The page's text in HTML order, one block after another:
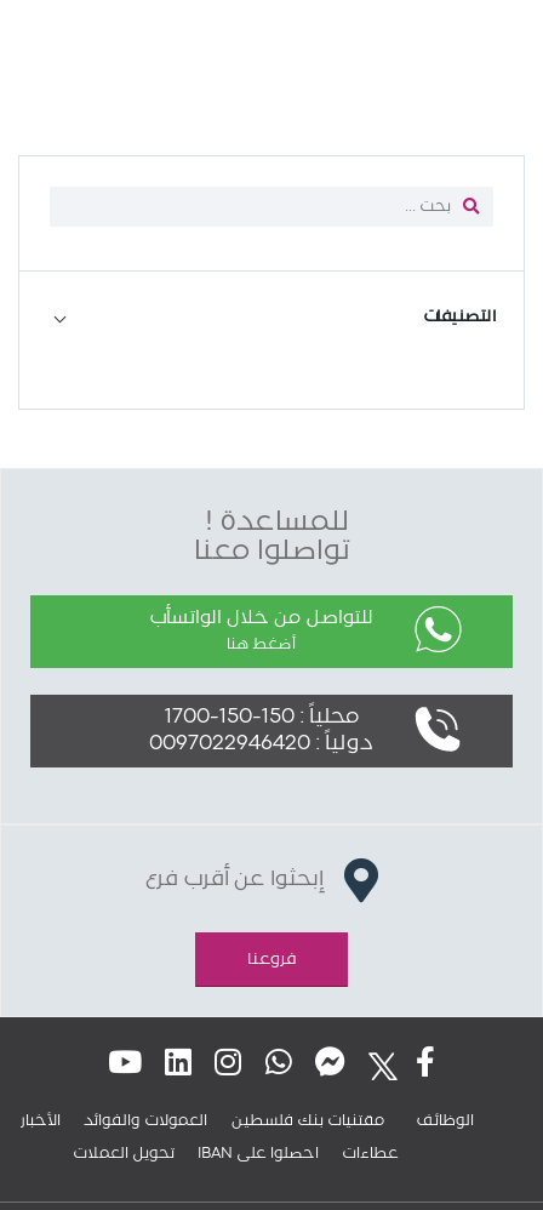
التصنيفات
للمساعدة !
تواصلوا معنا
للتواصل من خلال الواتسأب
أضغط هنا
محلياً : 150-150-1700
دولياً : 0097022946420
إبحثوا عن أقرب فرع
فروعنا
الوظائف مقتنيات بنك فلسطين العمولات والفوائد الأخبار
عطاءات IBAN احصلوا على تحويل العملات